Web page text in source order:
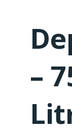
–